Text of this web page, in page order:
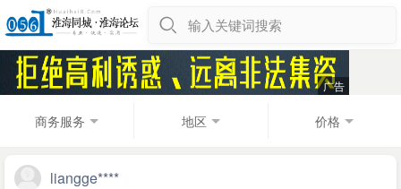
输入关键词搜索
商务服务 地区 价格
liangge****